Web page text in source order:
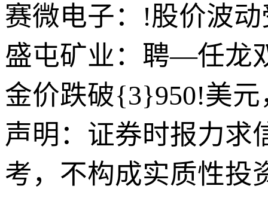
赛微电子：!股价波
盛屯矿业：聘—任龙
金价跌破{3}950!美
声明：证券时报力求
考，不构成实质性投